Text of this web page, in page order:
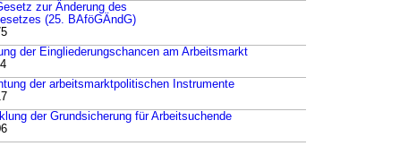
zur Änderung des
(25. BAföGÄndG)
der Eingliederungschancen am Arbeitsmarkt
der arbeitsmarktpolitischen Instrumente
der Grundsicherung für Arbeitsuchende